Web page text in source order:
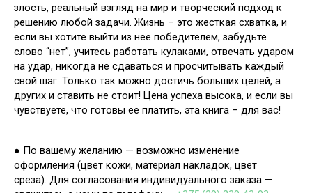
злость, реальный взгляд на мир и творческий подход к
решению любой задачи. Жизнь – это жесткая схватка, и
если вы хотите выйти из нее победителем, забудьте
слово “нет”, учитесь работать кулаками, отвечать ударом
на удар, никогда не сдаваться и просчитывать каждый
свой шаг. Только так можно достичь больших целей, а
других и ставить не стоит! Цена успеха высока, и если вы
чувствуете, что готовы ее платить, эта книга – для вас!
● По вашему желанию — возможно изменение
оформления (цвет кожи, материал накладок, цвет
среза). Для согласования индивидуального заказа —